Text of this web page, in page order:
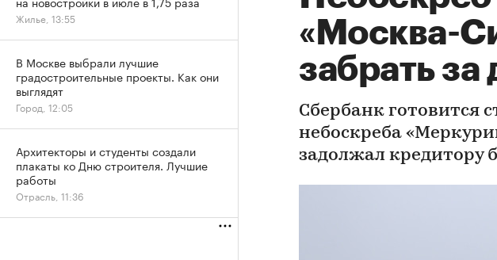
«Москва-
забрать за
Сбербанк готовится
небоскреба
задолжал кредитору
Жилье, 13:55
В Москве выбрали лучшие
градостроительные проекты. Как они
выглядят
Город, 12:05
Архитекторы и студенты создали
плакаты ко Дню строителя. Лучшие
работы
Отрасль, 11:36